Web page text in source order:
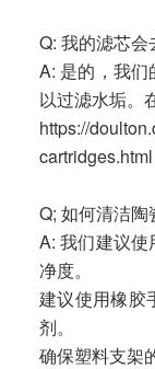
Q: 我的滤芯会
A: 是的，我
以过滤水垢。
https://
cartridges.html
Q; 如何清洁陶
A: 我们建议
净度。
建议使用橡胶
剂。
确保塑料支架